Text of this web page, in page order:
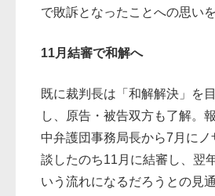
で敗訴となったことへの思い
11月結審で和解へ
既に裁判長は「和解解決」を
し、原告・被告双方も了解。
中弁護団事務局長から7月にノ
談したのち11月に結審し、翌
いう流れになるだろうとの見